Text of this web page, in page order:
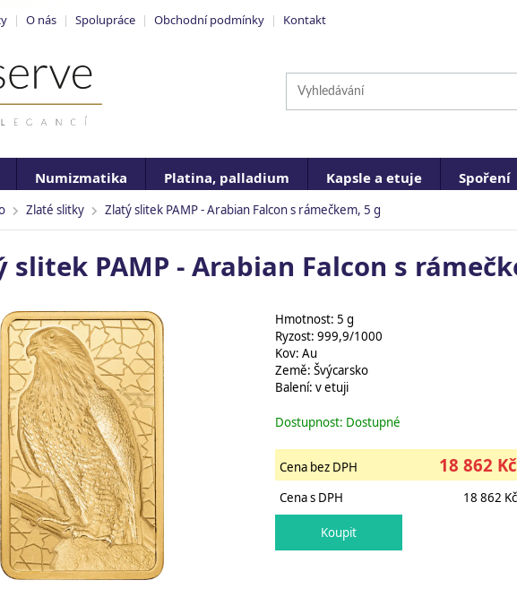
| O nás | Spolupráce | Obchodní podmínky | Kontakt
Numizmatika Platina, palladium Kapsle a etuje Spoření
Zlaté slitky Zlatý slitek PAMP - Arabian Falcon s rámečkem, 5 g
slitek PAMP - Arabian Falcon s
Hmotnost: 5 g
Ryzost: 999,9/1000
Kov: Au
Země: Švýcarsko
Balení: v etuji
Dostupnost: Dostupné
Cena bez DPH 18 862 Kč
Cena s DPH
18 862 Kč